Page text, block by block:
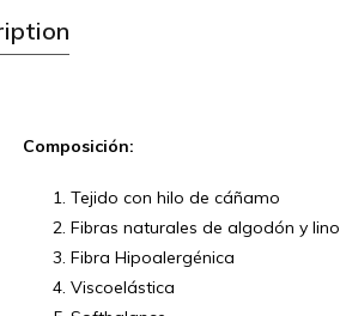
Composición:
Tejido con hilo de cáñamo
Fibras naturales de algodón y lino
Fibra Hipoalergénica
Viscoelástica